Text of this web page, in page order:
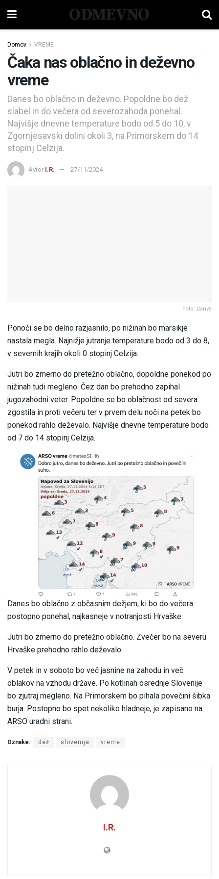
ODMEVNO
Domov VREME
Čaka nas oblačno in deževno
vreme
Danes bo oblačno in deževno. Popoldne bo dež
slabel in do večera od severozahoda ponehal.
Najvišje dnevne temperature bodo od 5 do 10, v
Zgornjesavski dolini okoli 3, na Primorskem do 14
stopinj Celzija.
Avtor I.R. 27/11/2024
Foto: Canva
Ponoči se bo delno razjasnilo, po nižinah bo marsikje
nastala megla. Najnižje jutranje temperature bodo od 3 do 8,
v severnih krajih okoli 0 stopinj Celzija.
Jutri bo zmerno do pretežno oblačno, dopoldne ponekod po
nižinah tudi megleno. Čez dan bo prehodno zapihal
jugozahodni veter. Popoldne se bo oblačnost od severa
zgostila in proti večeru ter v prvem delu noči na petek bo
ponekod rahlo deževalo. Najvišje dnevne temperature bodo
od 7 do 14 stopinj Celzija.
Danes bo oblačno z občasnim dežjem, ki bo do večera
postopno ponehal, najkasneje v notranjosti Hrvaške.
Jutri bo zmerno do pretežno oblačno. Zvečer bo na severu
Hrvaške prehodno rahlo deževalo.
V petek in v soboto bo več jasnine na zahodu in več
oblakov na vzhodu države. Po kotlinah osrednje Slovenije
bo zjutraj megleno. Na Primorskem bo pihala povečini šibka
burja. Postopno bo spet nekoliko hladneje, je zapisano na
ARSO uradni strani.
Oznake: dež slovenija vreme
I.R.